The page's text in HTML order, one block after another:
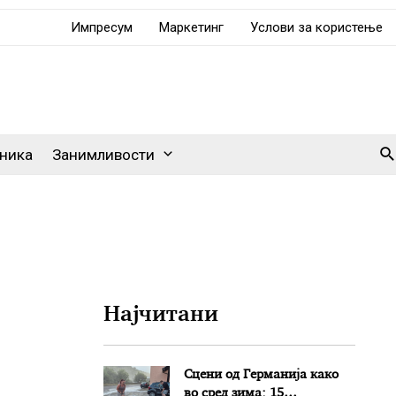
Импресум Маркетинг Услови за користење
Занимливости
Најчитани
Сцени од Германија како
во сред зима: 15